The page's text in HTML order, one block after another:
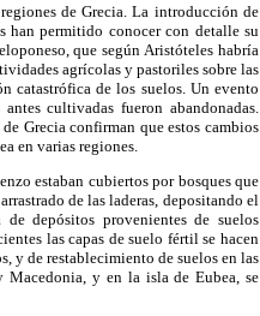
de Grecia. La introducción de
han permitido conocer con detalle su
que según Aristóteles habría
agrícolas y pastoriles sobre las
catastrófica de los suelos. Un evento
cultivadas fueron abandonadas.
Grecia confirman que estos cambios
en varias regiones.
estaban cubiertos por bosques que
de las laderas, depositando el
depósitos provenientes de suelos
las capas de suelo fértil se hacen
y de restablecimiento de suelos en las
Macedonia, y en la isla de Eubea, se